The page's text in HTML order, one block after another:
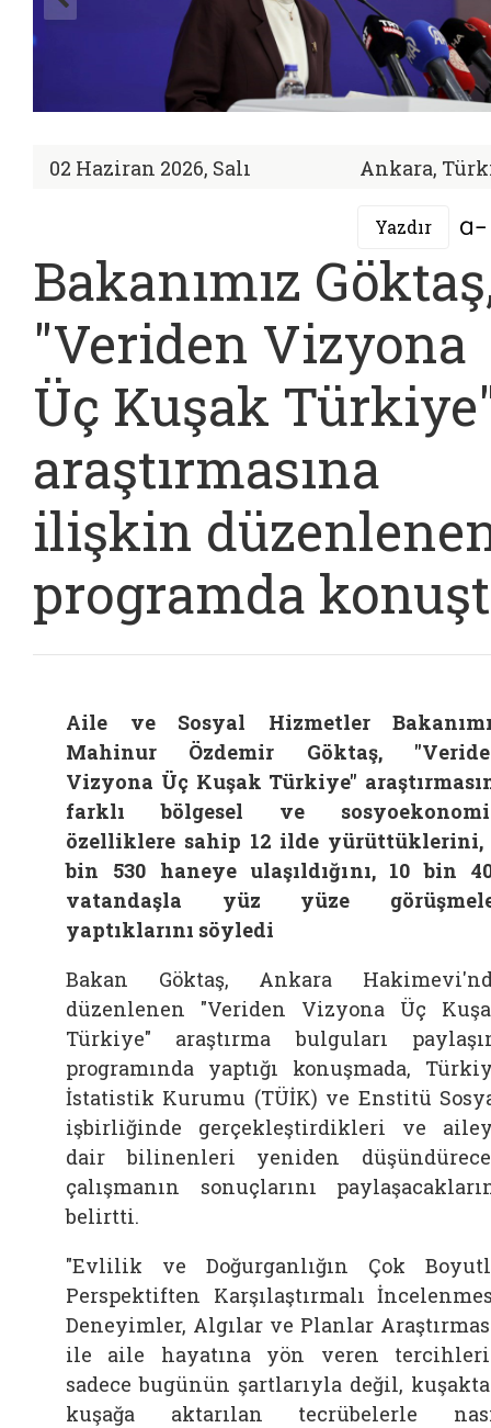
02 Haziran 2026, Salı Ankara,
Yazdır
Bakanımız
"Veriden Vizyona
Üç Kuşak
araştırmasına
ilişkin
programda
Aile ve Sosyal Hizmetler
Mahinur Özdemir Göktaş,
Vizyona Üç Kuşak Türkiye"
farklı bölgesel ve
özelliklere sahip 12 ilde yürüttüklerini,
bin 530 haneye ulaşıldığını, 10 bin
vatandaşla yüz yüze
yaptıklarını söyledi
Bakan Göktaş, Ankara
düzenlenen "Veriden Vizyona Üç
Türkiye" araştırma bulguları
programında yaptığı konuşmada,
İstatistik Kurumu (TÜİK) ve Enstitü
işbirliğinde gerçekleştirdikleri ve
dair bilinenleri yeniden
çalışmanın sonuçlarını
belirtti.
"Evlilik ve Doğurganlığın Çok
Perspektiften Karşılaştırmalı
Deneyimler, Algılar ve Planlar
ile
aile
hayatına yön veren
sadece bugünün şartlarıyla değil,
kuşağa aktarılan tecrübelerle